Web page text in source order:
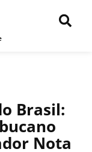
Brasil:
Nota